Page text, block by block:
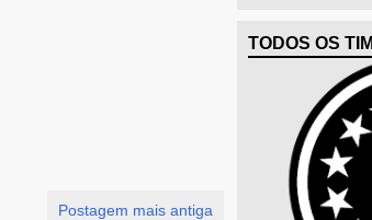
Postagem mais antiga
TODOS OS